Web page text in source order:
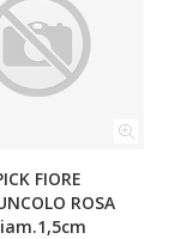
FIORE
ROSA